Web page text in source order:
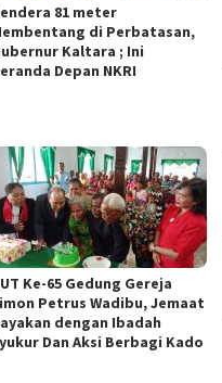
81 meter
di Perbatasan,
Kaltara ; Ini
Depan NKRI
Ke-65 Gedung Gereja
Petrus Wadibu, Jemaat
dengan Ibadah
Dan Aksi Berbagi Kado